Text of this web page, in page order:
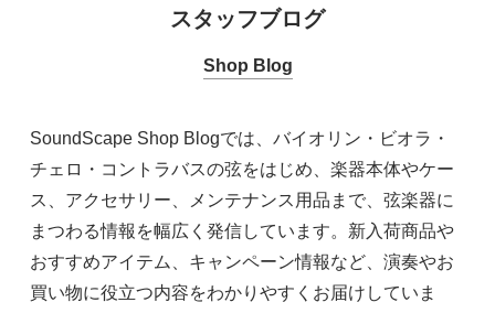
スタッフブログ
Shop Blog
SoundScape Shop Blogでは、バイオリン・ビオラ・
チェロ・コントラバスの弦をはじめ、楽器本体やケー
ス、アクセサリー、メンテナンス用品まで、弦楽器に
まつわる情報を幅広く発信しています。新入荷商品や
おすすめアイテム、キャンペーン情報など、演奏やお
買い物に役立つ内容をわかりやすくお届けしていま